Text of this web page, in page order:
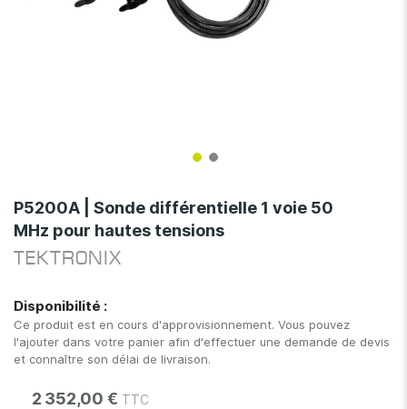
to
the
beginning
of
images
gallery
P5200A | Sonde différentielle 1 voie 50
MHz pour hautes tensions
TEKTRONIX
Disponibilité :
Ce produit est en cours d'approvisionnement. Vous pouvez
l'ajouter dans votre panier afin d'effectuer une demande de devis
et connaître son délai de livraison.
2 352,00 €